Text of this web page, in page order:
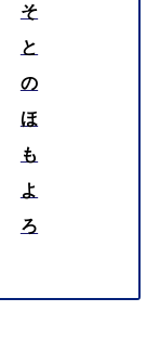
そ
と
の
ほ
も
よ
ろ